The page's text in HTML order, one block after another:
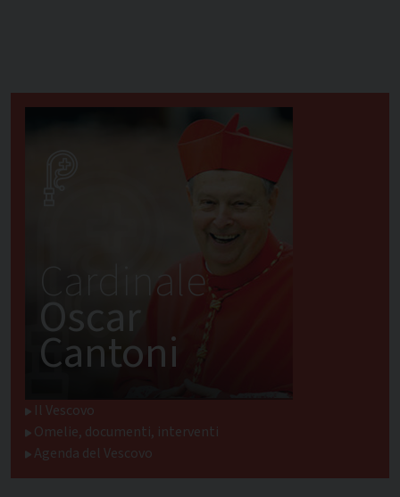
Cardinale
Oscar
Cantoni
Il Vescovo
Omelie, documenti, interventi
Agenda del Vescovo